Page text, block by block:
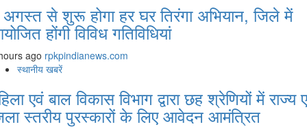
से शुरू होगा हर घर तिरंगा अभियान, जिले में
होंगी विविध गतिविधियां
ago rpkpindianews.com
स्थानीय खबरें
एवं बाल विकास विभाग द्वारा छह श्रेणियों में राज्य
स्तरीय पुरस्कारों के लिए आवेदन आमंत्रित